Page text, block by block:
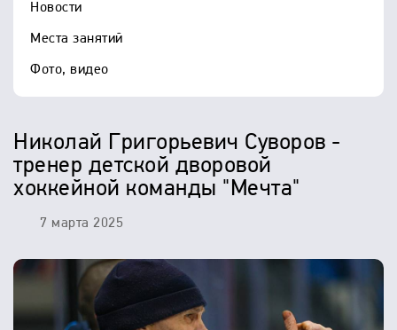
Новости
Места занятий
Фото, видео
Николай Григорьевич Суворов -
тренер детской дворовой
хоккейной команды "Мечта"
7 марта 2025